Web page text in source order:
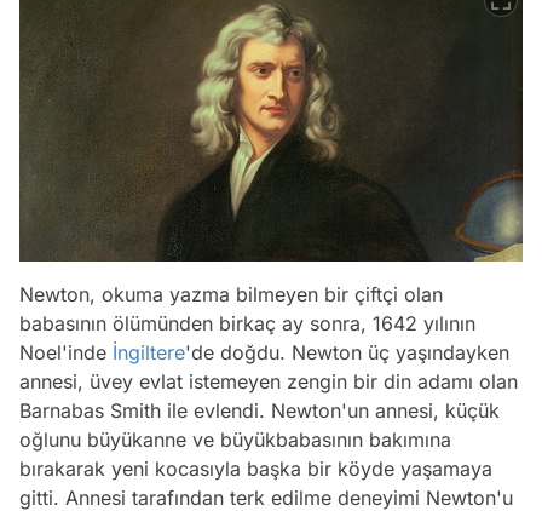
Newton, okuma yazma bilmeyen bir çiftçi olan
babasının ölümünden birkaç ay sonra, 1642 yılının
Noel'inde İngiltere'de doğdu. Newton üç yaşındayken
annesi, üvey evlat istemeyen zengin bir din adamı olan
Barnabas Smith ile evlendi. Newton'un annesi, küçük
oğlunu büyükanne ve büyükbabasının bakımına
bırakarak yeni kocasıyla başka bir köyde yaşamaya
gitti. Annesi tarafından terk edilme deneyimi Newton'u